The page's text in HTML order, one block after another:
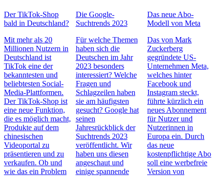
Der TikTok-Shop
bald in Deutschland?
Mit mehr als 20
Millionen Nutzern in
Deutschland ist
TikTok eine der
bekanntesten und
beliebtesten Social-
Media-Plattformen.
Der TikTok-Shop ist
eine neue Funktion,
die es möglich macht,
Produkte auf dem
chinesischen
Videoportal zu
präsentieren und zu
verkaufen. Ob und
wie das ein Problem
Die Google-
Suchtrends 2023
Für welche Themen
haben sich die
Deutschen im Jahr
2023 besonders
interessiert? Welche
Fragen und
Schlagzeilen haben
sie am häufigsten
gesucht? Google hat
seinen
Jahresrückblick der
Suchtrends 2023
veröffentlicht. Wir
haben uns diesen
angeschaut und
einige spannende
Das neue Abo-
Modell von Meta
Das von Mark
Zuckerberg
gegründete US-
Unternehmen Meta,
welches hinter
Facebook und
Instagram steckt,
führte kürzlich ein
neues Abonnement
für Nutzer und
Nutzerinnen in
Europa ein. Durch
das neue
kostenpflichtige Abo
soll eine werbefreie
Version von